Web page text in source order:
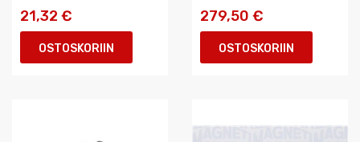
21,32 €
OSTOSKORIIN
279,50 €
OSTOSKORIIN